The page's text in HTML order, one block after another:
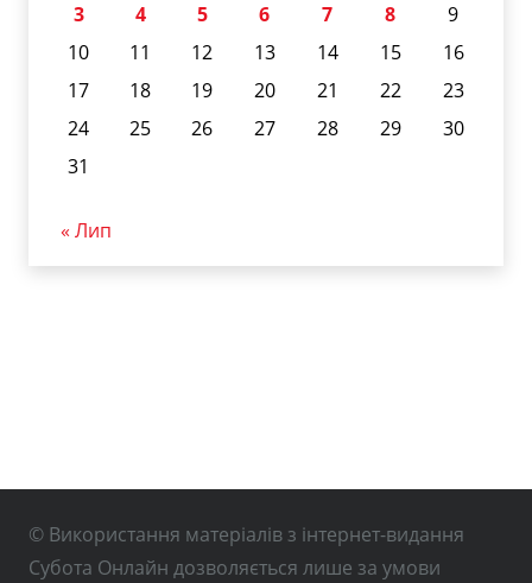
3
4 5 6 7 8
9
10
11 12 13 14 15
16
17
18 19 20 21 22
23
24
25 26 27 28 29
30
31
« Лип
© Використання матеріалів з інтернет-видання
Субота Онлайн дозволяється лише за умови